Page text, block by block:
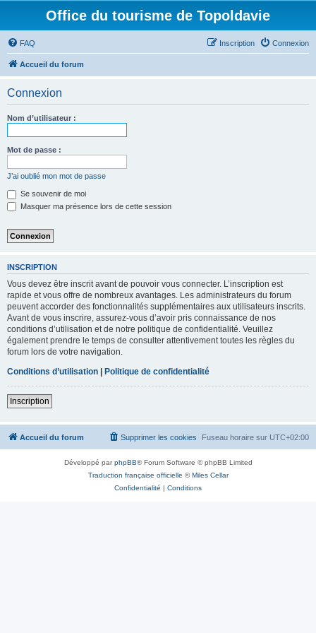
Office du tourisme de Topoldavie
FAQ Connexion
Inscription
Accueil du forum
Connexion
Nom d’utilisateur :
Mot de passe :
J’ai oublié mon mot de passe
Se souvenir de moi
Masquer ma présence lors de cette session
INSCRIPTION
Vous devez être inscrit avant de pouvoir vous connecter. L’inscription est
rapide et vous offre de nombreux avantages. Les administrateurs du forum
peuvent accorder des fonctionnalités supplémentaires aux utilisateurs inscrits.
Avant de vous inscrire, assurez-vous d’avoir pris connaissance de nos
conditions d’utilisation et de notre politique de confidentialité. Veuillez
également prendre le temps de consulter attentivement toutes les règles du
forum lors de votre navigation.
Conditions d’utilisation | Politique de confidentialité
Inscription
Accueil du forum Fuseau horaire sur UTC+02:00
Supprimer les cookies
Développé parphpBB® Forum Software © phpBB Limited
Traduction française officielle ©Miles Cellar
Confidentialité | Conditions